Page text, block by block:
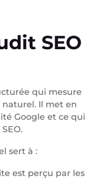
SEO
qui mesure
Il met en
Google et ce qui
sert à :
est perçu par les